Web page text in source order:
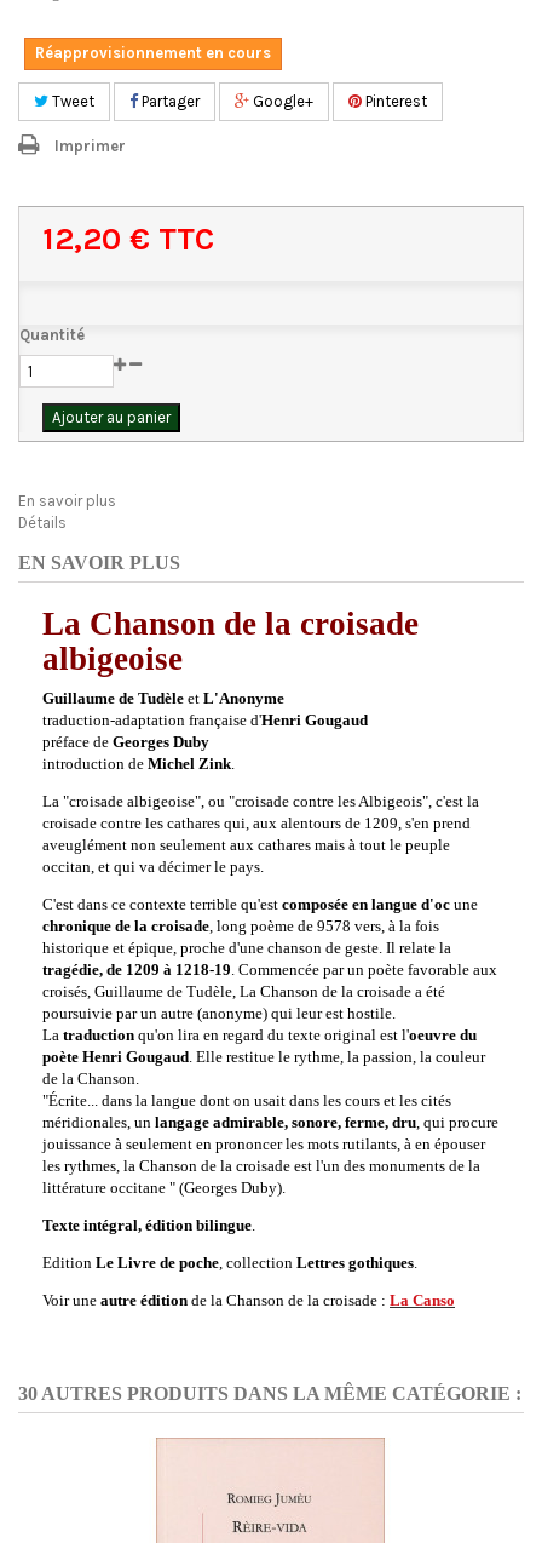
Réapprovisionnement en cours
Tweet Partager Google+ Pinterest
Imprimer
12,20 € TTC
Quantité
Ajouter au panier
En savoir plus
Détails
EN SAVOIR PLUS
La Chanson de la croisade
albigeoise
Guillaume de Tudèle et L'Anonyme
traduction-adaptation française d'Henri Gougaud
préface de Georges Duby
introduction de Michel Zink.
La "croisade albigeoise", ou "croisade contre les Albigeois", c'est la
croisade contre les cathares qui, aux alentours de 1209, s'en prend
aveuglément non seulement aux cathares mais à tout le peuple
occitan, et qui va décimer le pays.
C'est dans ce contexte terrible qu'est composée en langue d'oc une
chronique de la croisade, long poème de 9578 vers, à la fois
historique et épique, proche d'une chanson de geste. Il relate la
tragédie, de 1209 à 1218-19. Commencée par un poète favorable aux
croisés, Guillaume de Tudèle, La Chanson de la croisade a été
poursuivie par un autre (anonyme) qui leur est hostile.
La traduction qu'on lira en regard du texte original est l'oeuvre du
poète Henri Gougaud. Elle restitue le rythme, la passion, la couleur
de la Chanson.
"Écrite... dans la langue dont on usait dans les cours et les cités
méridionales, un langage admirable, sonore, ferme, dru, qui procure
jouissance à seulement en prononcer les mots rutilants, à en épouser
les rythmes, la Chanson de la croisade est l'un des monuments de la
littérature occitane " (Georges Duby).
Texte intégral, édition bilingue.
Edition Le Livre de poche, collection Lettres gothiques.
Voir une autre édition de la Chanson de la croisade : La Canso
30 AUTRES PRODUITS DANS LA MÊME CATÉGORIE :